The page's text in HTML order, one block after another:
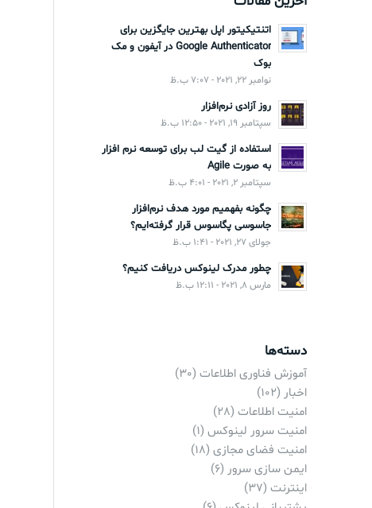
اتنتیکیتور اپل بهترین جایگزین برای
Google Authenticator در آیفون و مک
بوک
نوامبر 22, 2021 - 7:07 ب.ظ
روز آزادی نرم‌افزار
سپتامبر 19, 2021 - 12:50 ب.ظ
استفاده از گیت لب برای توسعه نرم افزار
به صورت Agile
سپتامبر 2, 2021 - 4:01 ب.ظ
چگونه بفهمیم مورد هدف نرم‌افزار
جاسوسی پگاسوس قرار گرفته‌ایم؟
جولای 27, 2021 - 1:41 ب.ظ
چطور مدرک لینوکس دریافت کنیم؟
مارس 8, 2021 - 12:11 ب.ظ
دسته‌ها
آموزش فناوری اطلاعات (30)
اخبار (102)
امنیت اطلاعات (28)
امنیت سرور لینوکس (1)
امنیت فضای مجازی (18)
ایمن سازی سرور (6)
اینترنت (37)